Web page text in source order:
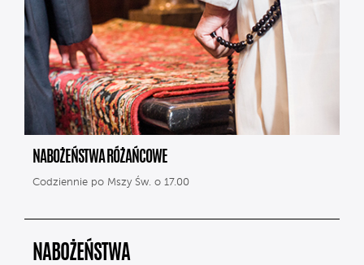
NABOŻEŃSTWA RÓŻAŃCOWE
Codziennie po Mszy Św. o 17.00
NABOŻEŃSTWA